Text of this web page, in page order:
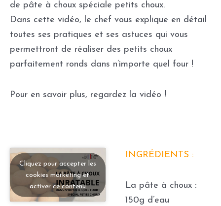
de pâte à choux spéciale petits choux.
Dans cette vidéo, le chef vous explique en détail
toutes ses pratiques et ses astuces qui vous
permettront de réaliser des petits choux
parfaitement ronds dans n’importe quel four !
Pour en savoir plus, regardez la vidéo !
Cliquez pour accepter les
cookies marketing et
activer ce contenu
INGRÉDIENTS :
La pâte à choux :
150g d’eau